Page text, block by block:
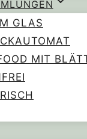
GLAS
MIT